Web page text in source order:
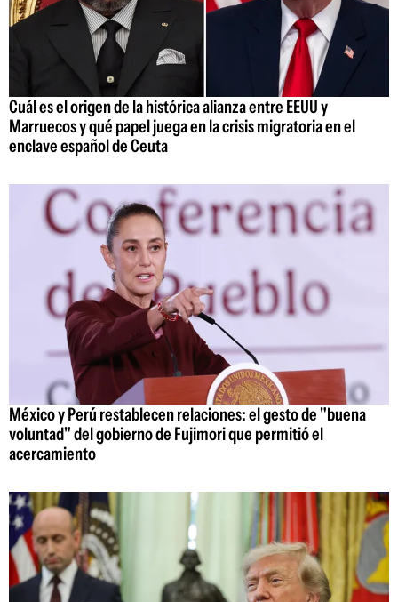
Cuál es el origen de la histórica alianza entre EEUU y
Marruecos y qué papel juega en la crisis migratoria en el
enclave español de Ceuta
México y Perú restablecen relaciones: el gesto de "buena
voluntad" del gobierno de Fujimori que permitió el
acercamiento